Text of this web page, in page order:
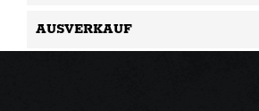
AUSVERKAUF